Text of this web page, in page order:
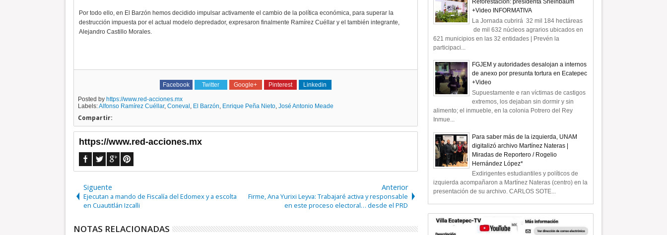
Por todo ello, en El Barzón hemos decidido impulsar activamente el cambio de la política económica, para superar la
destrucción impuesta por el actual modelo depredador, expresaron finalmente Ramírez Cuéllar y el también integrante,
Alejandro Castillo Morales.
Facebook Twitter Google+ Pinterest Linkedin
Posted by https://www.red-acciones.mx
Labels:Alfonso Ramírez Cuéllar, Coneval , El Barzón, Enrique Peña Nieto, José Antonio Meade
Compartir:
https://www.red-acciones.mx
Siguente
Ejecutan a mando de Fiscalía del Edomex y a escolta
en Cuautitlán Izcalli
Anterior
Firme, Ana Yurixi Leyva: Trabajaré activa y responsable
en este proceso electoral… desde el PRD
NOTAS RELACIONADAS
Reforestación: presidenta Sheinbaum
+Video INFORMATIVA
La Jornada cubrirá 32 mil 184 hectáreas
de mil 632 núcleos agrarios ubicados en
621 municipios en las 32 entidades | Prevén la
participaci...
FGJEM y autoridades desalojan a internos
de anexo por presunta tortura en Ecatepec
+Video
Supuestamente e ran víctimas de castigos
extremos, los dejaban sin dormir y sin
alimento; el inmueble, en la colonia Potrero del Rey
Inmue...
Para saber más de la izquierda, UNAM
digitalizó archivo Martínez Nateras |
Miradas de Reportero / Rogelio
Hernández López*
Exdirigentes estudiantiles y políticos de
izquierda acompañaron a Martínez Nateras (centro) en la
presentación de su archivo. CARLOS SOTE...